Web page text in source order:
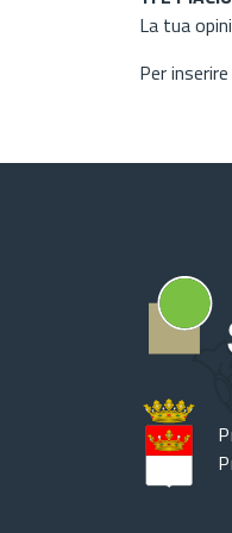
La tua
Per